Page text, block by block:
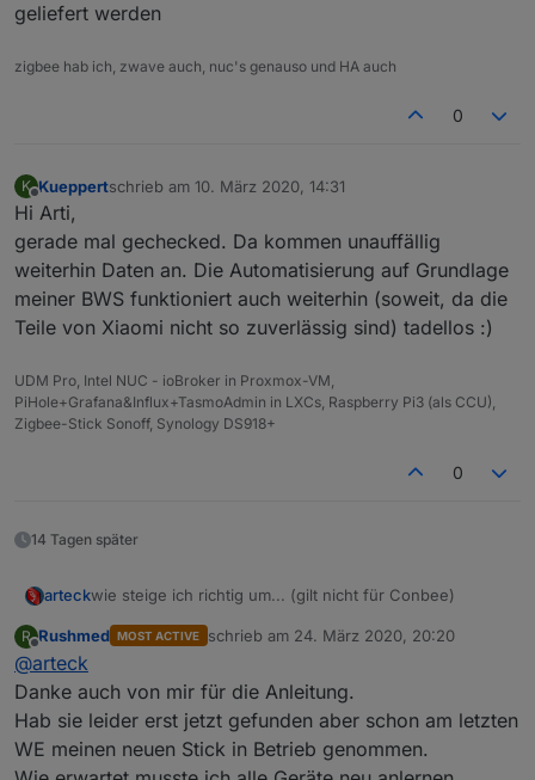
geliefert werden
zigbee hab ich, zwave auch, nuc's genauso und HA auch
0
K
Offline
Kueppertschrieb am 10. März 2020, 14:31
zuletzt editiert von
Hi Arti,
gerade mal gechecked. Da kommen unauffällig
weiterhin Daten an. Die Automatisierung auf Grundlage
meiner BWS funktioniert auch weiterhin (soweit, da die
Teile von Xiaomi nicht so zuverlässig sind) tadellos :)
UDM Pro, Intel NUC - ioBroker in Proxmox-VM,
PiHole+Grafana&Influx+TasmoAdmin in LXCs, Raspberry Pi3 (als CCU),
Zigbee-Stick Sonoff, Synology DS918+
0
14 Tagen später
arteckwie steige ich richtig um... (gilt nicht für Conbee)
bei einem Umstieg von dem cc2531 auf irgendwas
angelernt werden..
aber die Datenpunkte bzw. Zigbee Adapter muss nicht
gelöscht werden.. so gehts
als erstes Sicherung anlegen
R
Offline
Rushmed MOST ACTIVE schrieb am 24. März 2020, 20:20
zuletzt editiert von
@arteck
Danke auch von mir für die Anleitung.
Hab sie leider erst jetzt gefunden aber schon am letzten
WE meinen neuen Stick in Betrieb genommen.